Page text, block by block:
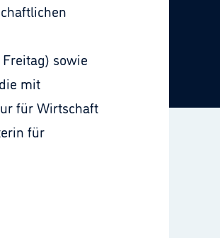
sowie
mit
für Wirtschaft
für